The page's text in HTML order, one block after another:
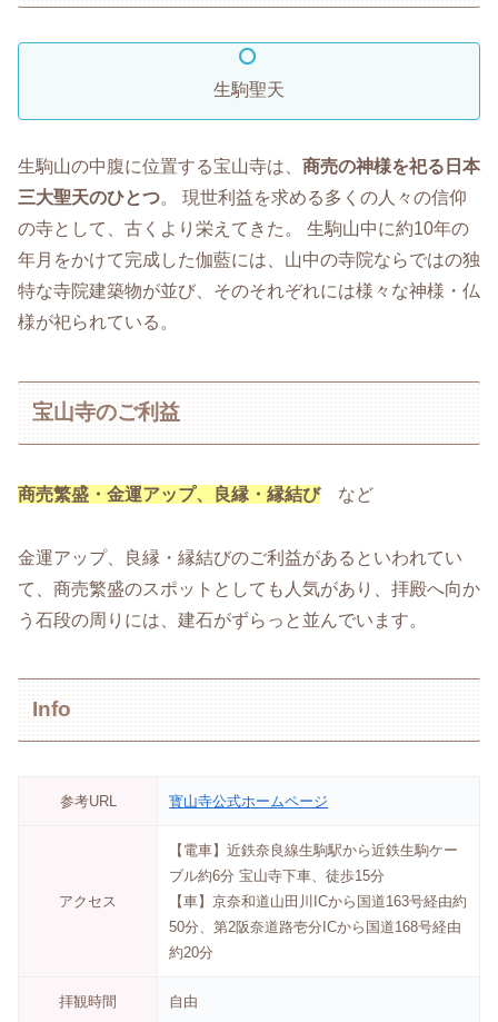
生駒聖天
生駒山の中腹に位置する宝山寺は、 商売の神様を祀る日本
三大聖天のひとつ。 現世利益を求める多くの人々の信仰
の寺として、古くより栄えてきた。 生駒山中に約10年の
年月をかけて完成した伽藍には、山中の寺院ならではの独
特な寺院建築物が並び、そのそれぞれには様々な神様・仏
様が祀られている。
宝山寺のご利益
商売繁盛・金運アップ、良縁・縁結びなど
金運アップ、良縁・縁結びのご利益があるといわれてい
て、商売繁盛のスポットとしても人気があり、拝殿へ向か
う石段の周りには、建石がずらっと並んでいます。
Info
参考URL 寳山寺公式ホームページ
アクセス
【電車】近鉄奈良線生駒駅から近鉄生駒ケー
ブル約6分 宝山寺下車、徒歩15分
【車】京奈和道山田川ICから国道163号経由約
50分、第2阪奈道路壱分ICから国道168号経由
約20分
拝観時間 自由